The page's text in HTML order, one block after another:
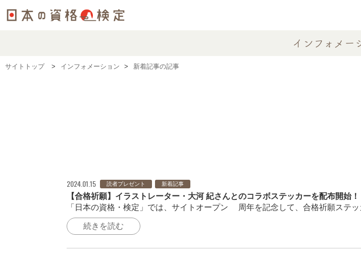
インフォメー
サイトトップ インフォメーション 新着記事の記事
2024.01.15 読者プレゼント 新着記事
【合格祈願】イラストレーター・大河 紀さんとのコラボステッカーを配布開始！
「日本の資格・検定」では、サイトオープン7周年を記念して、合格祈願ステ
続きを読む